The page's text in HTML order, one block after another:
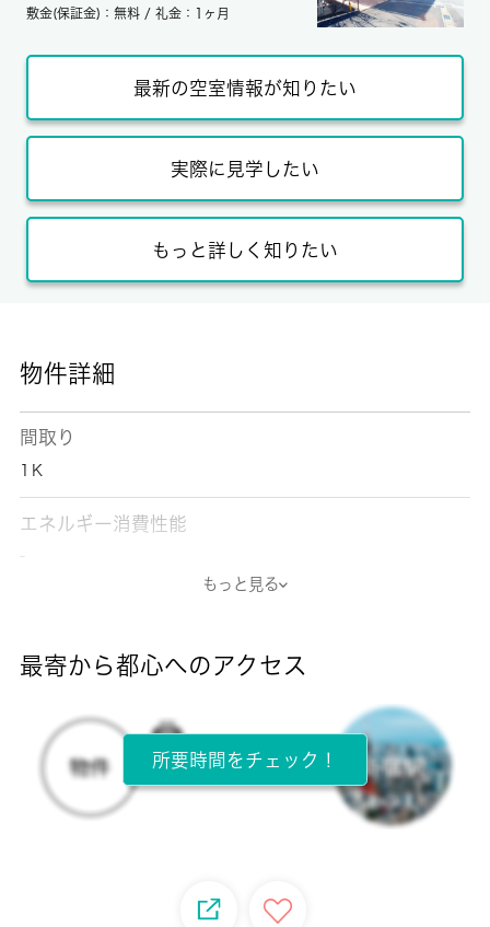
敷金(保証金)：無料 / 礼金：1ヶ月
最新の空室情報が知りたい
実際に見学したい
もっと詳しく知りたい
物件詳細
間取り
1Ｋ
エネルギー消費性能
-
所在階
2階 / 2階建
もっと見る
最寄から都心へのアクセス
所要時間をチェック！